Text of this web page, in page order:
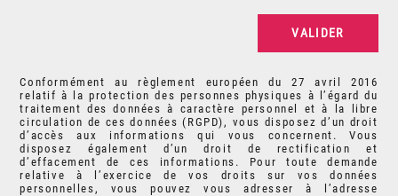
Conformément au règlement européen du 27 avril 2016
relatif à la protection des personnes physiques à l’égard du
traitement des données à caractère personnel et à la libre
circulation de ces données (RGPD), vous disposez d’un droit
d’accès aux informations qui vous concernent. Vous
disposez également d’un droit de rectification et
d’effacement de ces informations. Pour toute demande
relative à l’exercice de vos droits sur vos données
personnelles, vous pouvez vous adresser à l’adresse